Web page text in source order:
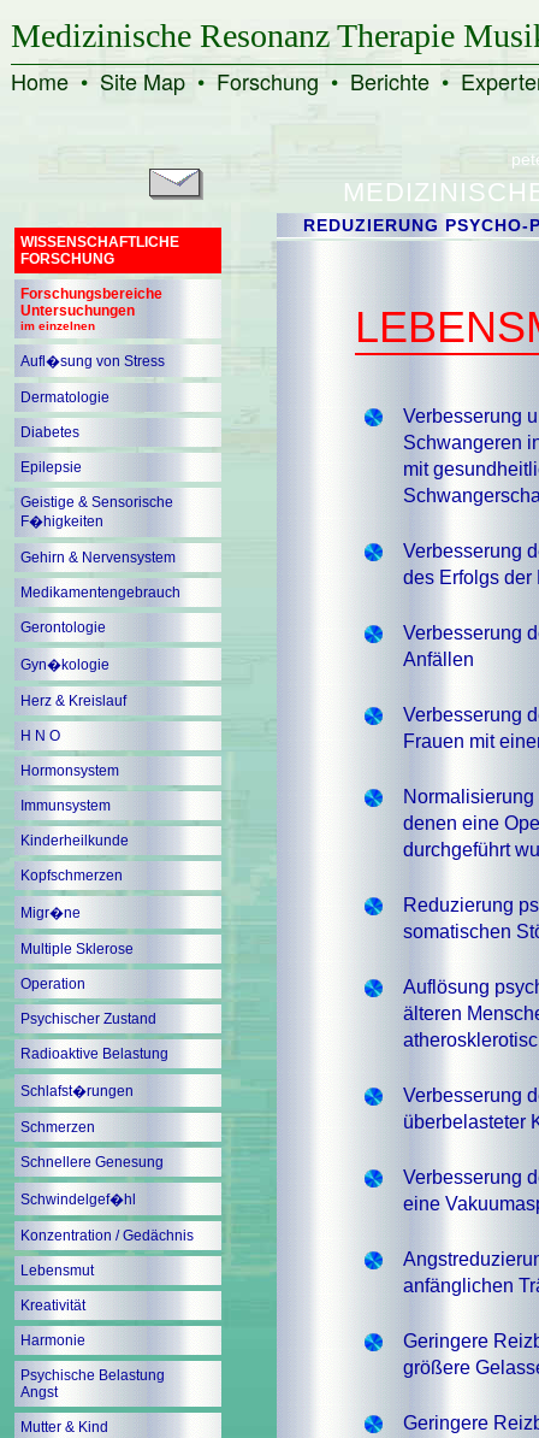
Medizinische Resonanz Therapie
Home • Site Map • Forschung • Berichte •
REDUZIERUNG
WISSENSCHAFTLICHE
FORSCHUNG
Forschungsbereiche
Untersuchungen
im einzelnen
Aufl�sung von Stress
Dermatologie
Diabetes
Epilepsie
Geistige & Sensorische
F�higkeiten
Gehirn & Nervensystem
Medikamentengebrauch
Gerontologie
Gyn�kologie
Herz & Kreislauf
H N O
Hormonsystem
Immunsystem
Kinderheilkunde
Kopfschmerzen
Migr�ne
Multiple Sklerose
Operation
Psychischer Zustand
Radioaktive Belastung
Schlafst�rungen
Schmerzen
Schnellere Genesung
Schwindelgef�hl
Konzentration / Gedächnis
Lebensmut
Kreativität
Harmonie
Psychische Belastung
Angst
Mutter & Kind
Verbesserung
Schwangeren
mit
Verbesserung
des Erfolgs
Verbesserung
Anfällen
Verbesserung
Frauen mit
denen eine
durchgeführt
Reduzierung
somatischen
Auflösung
älteren
Verbesserung
überbelasteter
Verbesserung
eine
anfänglichen
Geringere
größere
Geringere